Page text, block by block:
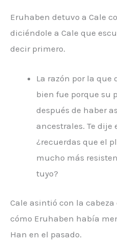
Eruhaben detuvo a Cale
diciéndole a Cale que
decir primero.
La razón por la que
bien fue porque su
después de haber
ancestrales. Te dije
¿recuerdas que el
mucho más
tuyo?
Cale asintió con la cabeza
cómo Eruhaben había
Han en el pasado.